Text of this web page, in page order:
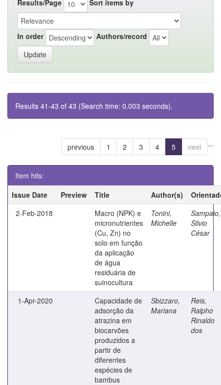
Results/Page Sort items by
In order Authors/record
Results 41-43 of 43 (Search time: 0.003 seconds).
previous 1 ...
2 3 4 5 next
Item hits:
Issue Date
Preview Title Author(s)
2-Feb-2018
Macro (NPK) e
micronutrientes
(Cu, Zn) no
solo em função
da aplicação
de água
residuária de
suinocultura
Tonini,
Michelle
Sampaio,
Silvio
César
1-Apr-2020
Capacidade de
adsorção da
atrazina em
biocarvões
produzidos a
partir de
diferentes
espécies de
bambus
Sbizzaro,
Mariana
Reis,
Ralpho
Rinaldo
dos